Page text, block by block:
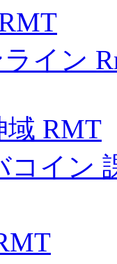
イン
域 RMT
コイン